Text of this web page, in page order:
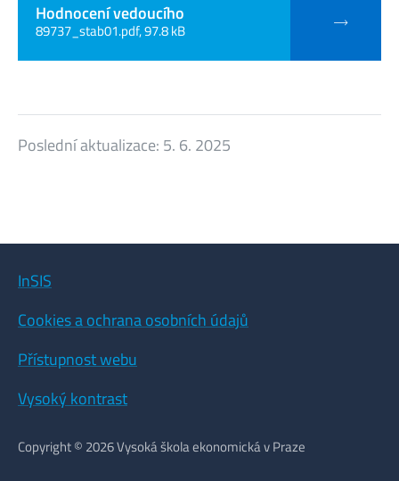
Hodnocení vedoucího
89737_stab01.pdf, 97.8 kB
Poslední aktualizace: 5. 6. 2025
InSIS
Cookies a ochrana osobních údajů
Přístupnost webu
Vysoký kontrast
Copyright © 2026 Vysoká škola ekonomická v Praze